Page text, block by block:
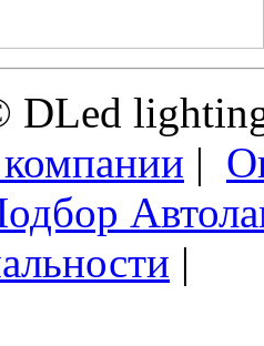
DLed
|
|